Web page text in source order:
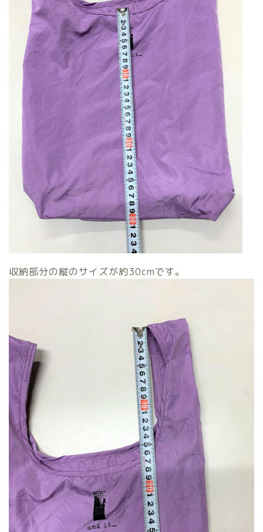
収納部分の縦のサイズが約30cmです。